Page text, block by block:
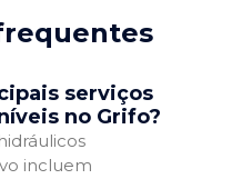
serviços
no Grifo?
incluem